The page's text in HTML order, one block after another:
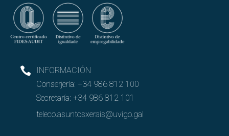
INFORMACIÓN
Conserjería: +34 986 812 100
Secretaría: +34 986 812 101
teleco.asuntosxerais@uvigo.gal